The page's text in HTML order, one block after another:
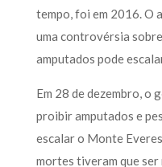
tempo, foi em 2016. O
uma controvérsia
amputados pode
Em 28 de dezembro, o
proibir amputados e
escalar o Monte
mortes tiveram que ser